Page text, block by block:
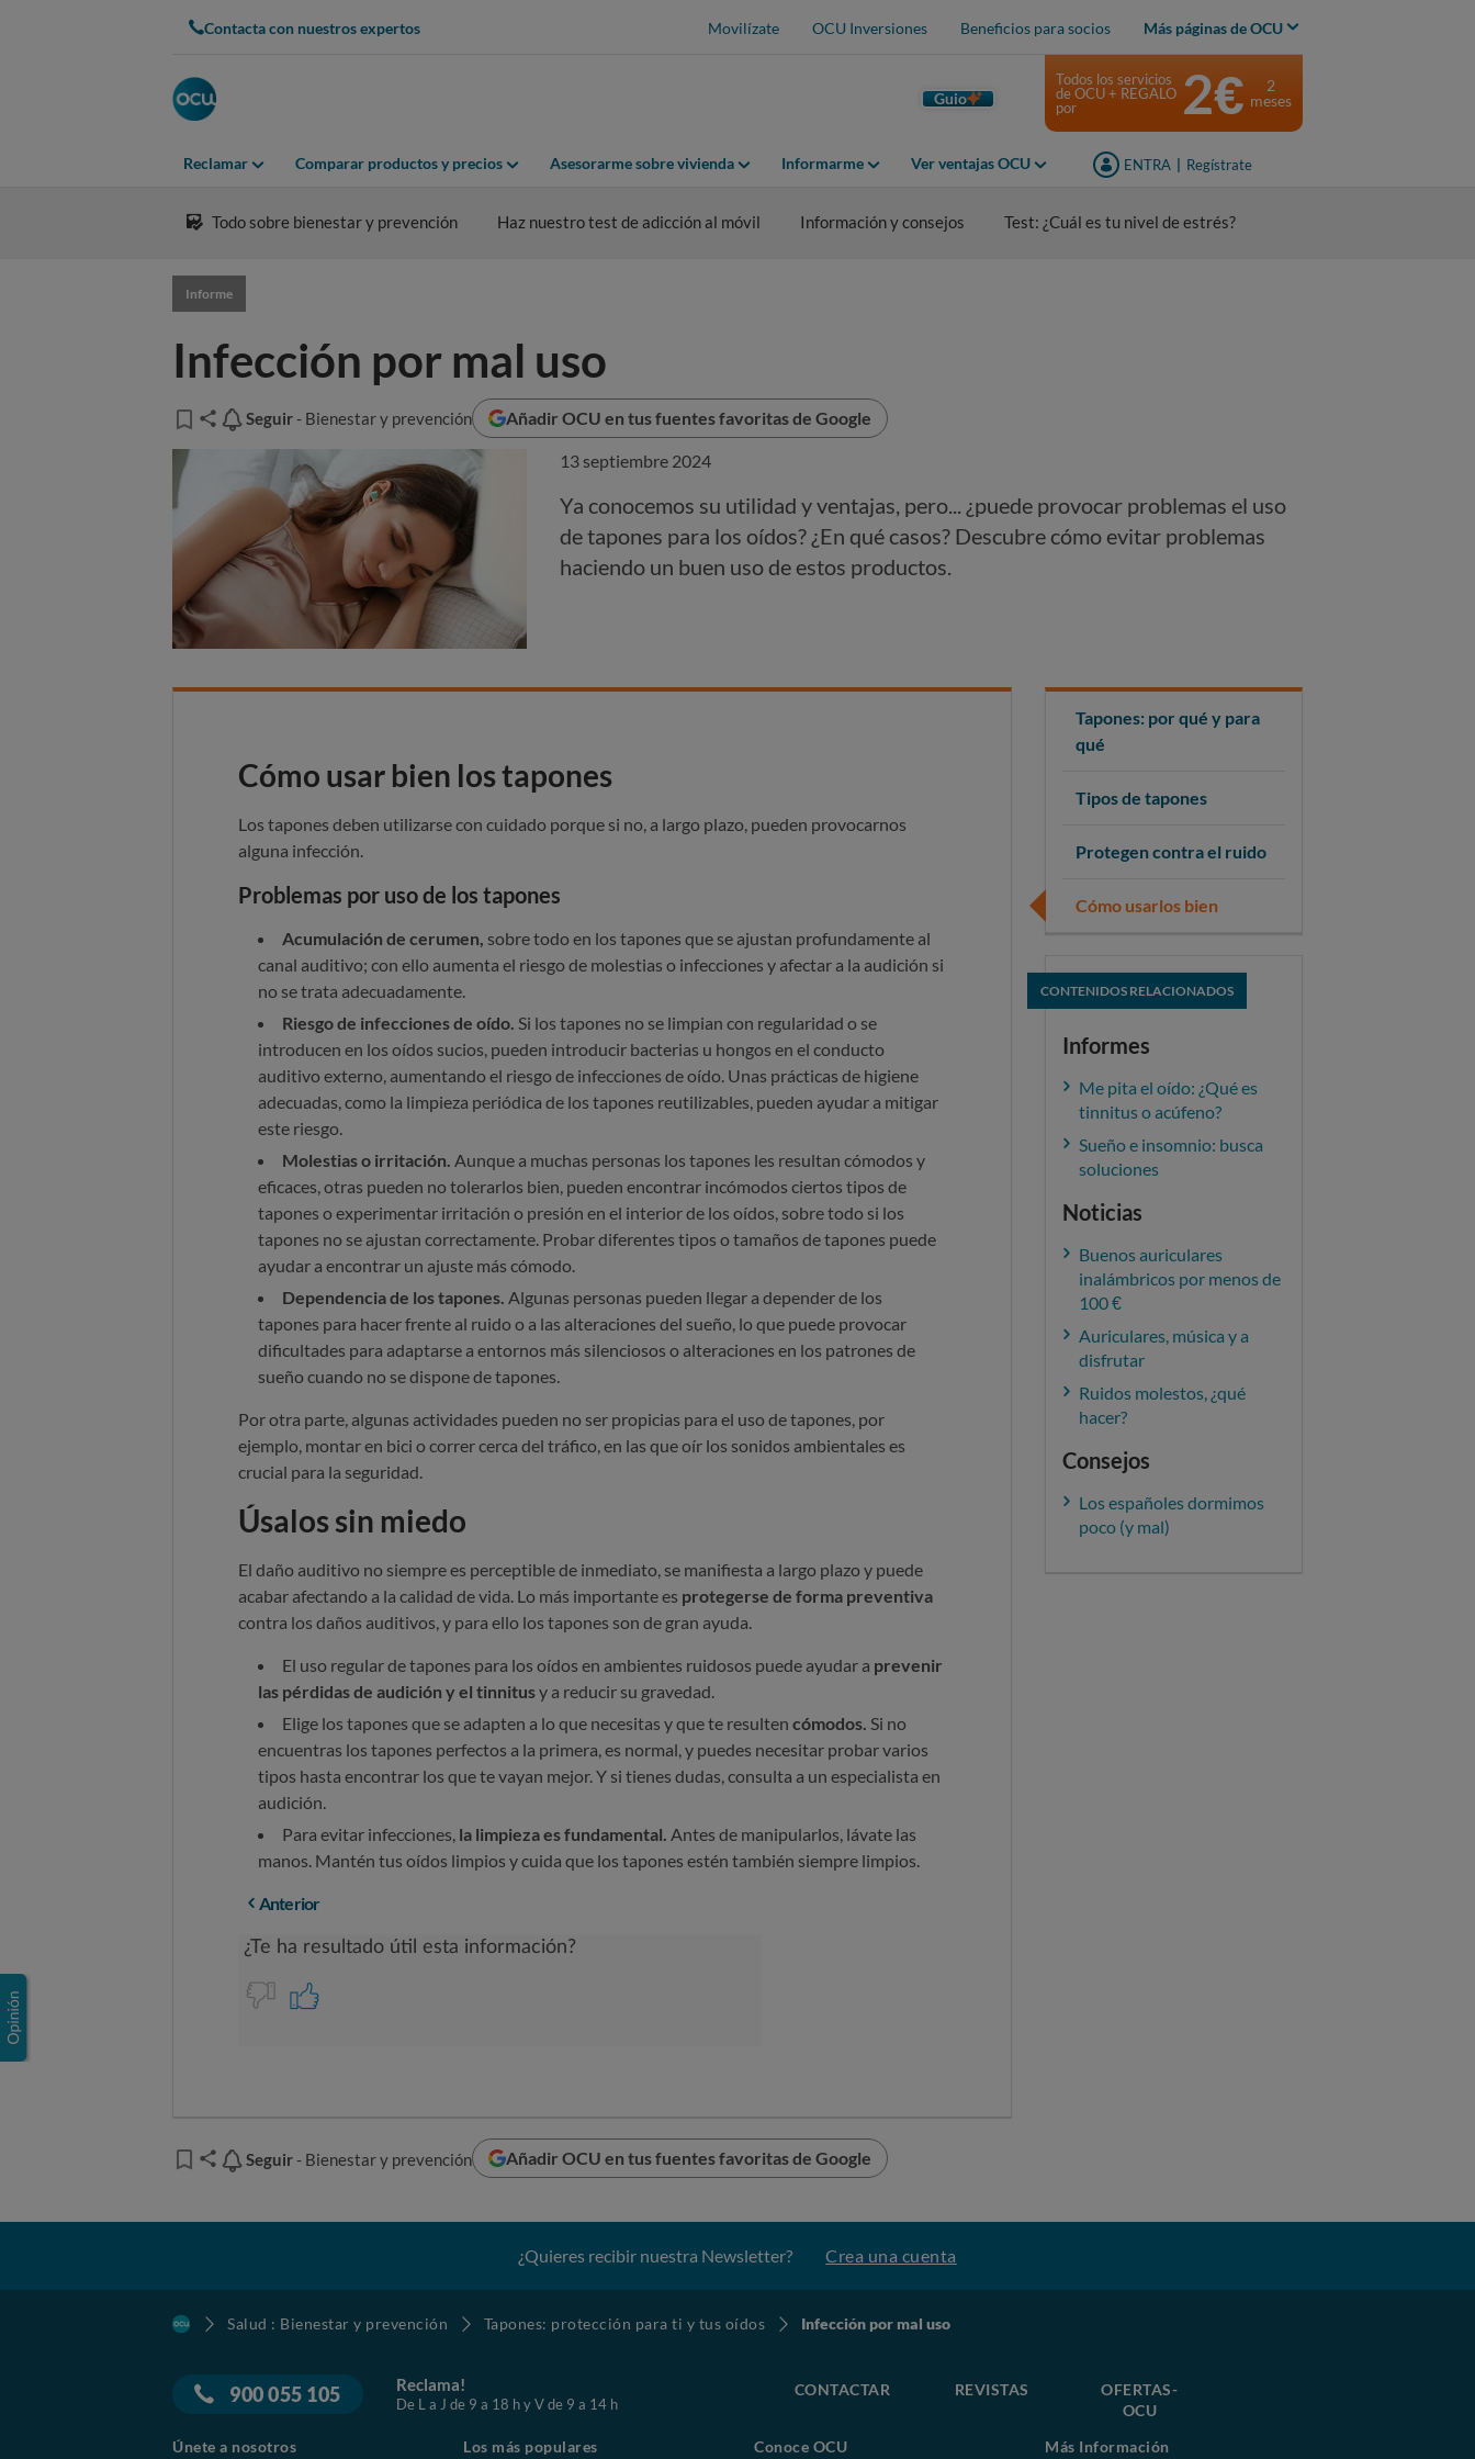
Contacta con nuestros expertos Movilízate OCU Inversiones Beneficios para socios Más páginas de OCU
Guio
Reclamar Comparar productos y precios Asesorarme sobre vivienda Informarme Ver ventajas OCU ENTRA Regístrate
Todos los servicios
de OCU + REGALO
por
2€
2
meses
Todo sobre bienestar y prevención Haz nuestro test de adicción al móvil Información y consejos Test: ¿Cuál es tu nivel de estrés?
Informe
Infección por mal uso
Seguir
Seguir - Bienestar y prevención Añadir OCU en tus fuentes favoritas de Google
13 septiembre 2024
Ya conocemos su utilidad y ventajas, pero... ¿puede provocar problemas el uso
de tapones para los oídos? ¿En qué casos? Descubre cómo evitar problemas
haciendo un buen uso de estos productos.
Cómo usar bien los tapones
Los tapones deben utilizarse con cuidado porque si no, a largo plazo, pueden provocarnos
alguna infección.
Problemas por uso de los tapones
Acumulación de cerumen, sobre todo en los tapones que se ajustan profundamente al
canal auditivo; con ello aumenta el riesgo de molestias o infecciones y afectar a la audición si
no se trata adecuadamente.
Riesgo de infecciones de oído. Si los tapones no se limpian con regularidad o se
introducen en los oídos sucios, pueden introducir bacterias u hongos en el conducto
auditivo externo, aumentando el riesgo de infecciones de oído. Unas prácticas de higiene
adecuadas, como la limpieza periódica de los tapones reutilizables, pueden ayudar a mitigar
este riesgo.
Molestias o irritación. Aunque a muchas personas los tapones les resultan cómodos y
eficaces, otras pueden no tolerarlos bien, pueden encontrar incómodos ciertos tipos de
tapones o experimentar irritación o presión en el interior de los oídos, sobre todo si los
tapones no se ajustan correctamente. Probar diferentes tipos o tamaños de tapones puede
ayudar a encontrar un ajuste más cómodo.
Dependencia de los tapones. Algunas personas pueden llegar a depender de los
tapones para hacer frente al ruido o a las alteraciones del sueño, lo que puede provocar
dificultades para adaptarse a entornos más silenciosos o alteraciones en los patrones de
sueño cuando no se dispone de tapones.
Por otra parte, algunas actividades pueden no ser propicias para el uso de tapones, por
ejemplo, montar en bici o correr cerca del tráfico, en las que oír los sonidos ambientales es
crucial para la seguridad.
Úsalos sin miedo
El daño auditivo no siempre es perceptible de inmediato, se manifiesta a largo plazo y puede
acabar afectando a la calidad de vida. Lo más importante es protegerse de forma preventiva
contra los daños auditivos, y para ello los tapones son de gran ayuda.
El uso regular de tapones para los oídos en ambientes ruidosos puede ayudar a prevenir
las pérdidas de audición y el tinnitusy a reducir su gravedad.
Elige los tapones que se adapten a lo que necesitas y que te resulten cómodos. Si no
encuentras los tapones perfectos a la primera, es normal, y puedes necesitar probar varios
tipos hasta encontrar los que te vayan mejor. Y si tienes dudas, consulta a un especialista en
audición.
Para evitar infecciones, la limpieza es fundamental. Antes de manipularlos, lávate las
manos. Mantén tus oídos limpios y cuida que los tapones estén también siempre limpios.
Anterior
Tapones: por qué y para
qué
Tipos de tapones
Protegen contra el ruido
Cómo usarlos bien
CONTENIDOS RELACIONADOS
Informes
Me pita el oído: ¿Qué es
tinnitus o acúfeno?
Sueño e insomnio: busca
soluciones
Noticias
Buenos auriculares
inalámbricos por menos de
100 €
Auriculares, música y a
disfrutar
Ruidos molestos, ¿qué
hacer?
Consejos
Los españoles dormimos
poco (y mal)
Seguir
Seguir - Bienestar y prevención Añadir OCU en tus fuentes favoritas de Google
¿Quieres recibir nuestra Newsletter? Crea una cuenta
Salud : Bienestar y prevención Tapones: protección para ti y tus oídos Infección por mal uso
900 055 105 Reclama!
De L a J de 9 a 18 h y V de 9 a 14 h
CONTACTAR REVISTAS
OFERTAS-
OCU
Únete a nosotros Los más populares Conoce OCU Más Información